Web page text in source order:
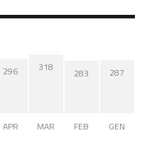
296
APR
318
MAR
283
FEB
287
GEN